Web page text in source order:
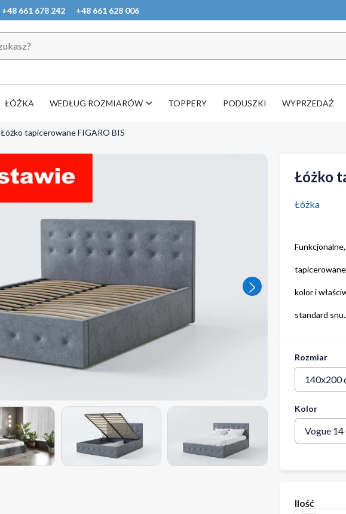
+48 661 678 242 +48 661 628 006
ŁÓŻKA WEDŁUG ROZMIARÓW TOPPERY PODUSZKI WYPRZEDAŻ
Łóżko tapicerowane FIGARO BIS
Następny
Łóżko
Łóżka
kolor i
standard snu.
Rozmiar
Kolor
Ilość